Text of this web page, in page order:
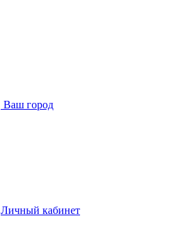
Ваш город
Личный кабинет